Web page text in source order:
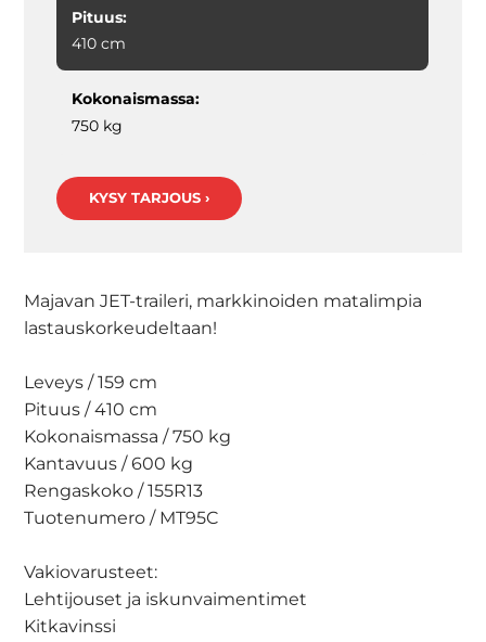
Pituus:
410 cm
Kokonaismassa:
750 kg
KYSY TARJOUS ›
Majavan JET-traileri, markkinoiden matalimpia
lastauskorkeudeltaan!
Leveys / 159 cm
Pituus / 410 cm
Kokonaismassa / 750 kg
Kantavuus / 600 kg
Rengaskoko / 155R13
Tuotenumero / MT95C
Vakiovarusteet:
Lehtijouset ja iskunvaimentimet
Kitkavinssi